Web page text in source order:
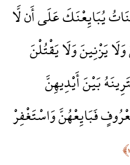
يُبَايِعْنَكَ عَلَى أَن لَّا
يَزْنِينَ وَلَا يَقْتُلْنَ
بَيْنَ أَيْدِيهِنَّ
فَبَايِعْهُنَّ وَاسْتَغْفِرْ